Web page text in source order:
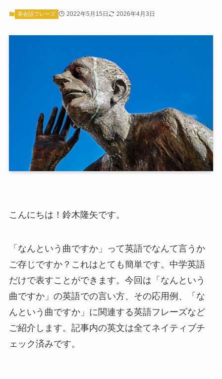
英会話フレーズ 2022年5月15日 2026年4月3日
こんにちは！鈴木隆矢です。
「なんという曲ですか」って英語でなんて言うか
ご存じですか？これはとても簡単です。中学英語
だけで表すことができます。今回は「なんという
曲ですか」の英語での言い方、その応用例、「な
んという曲ですか」に関連する英語フレーズなど
ご紹介します。記事内の英文は全てネイティブチ
ェック済みです。